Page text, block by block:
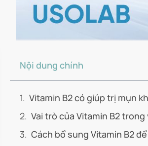
Nội dung chính
Vitamin B2 có giúp trị mụn
Vai trò của Vitamin B2
Cách bổ sung Vitamin B2